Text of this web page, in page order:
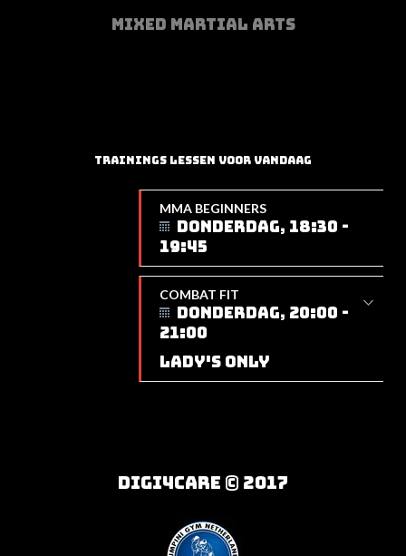
MIXED MARTIAL ARTS
TRAININGS LESSEN VOOR VANDAAG
MMA BEGINNERS
DONDERDAG, 18:30 -
19:45
COMBAT FIT
DONDERDAG, 20:00 -
21:00
LADY'S ONLY
DIGI4CARE © 2017